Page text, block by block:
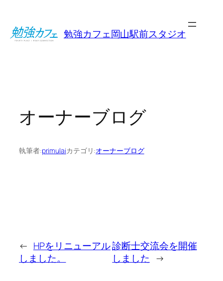
を
勉強カフェ岡山駅前スタジオ
オーナーブログ
執筆者:primulaiカテゴリ:オーナーブログ
← HPをリニューアル
しました。
診断士交流会を開催
しました →